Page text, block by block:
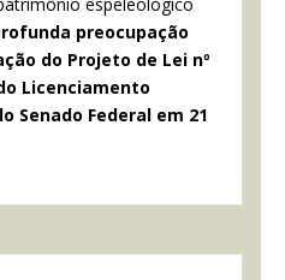
preocupação
do Projeto de Lei nº
Licenciamento
Senado Federal em 21